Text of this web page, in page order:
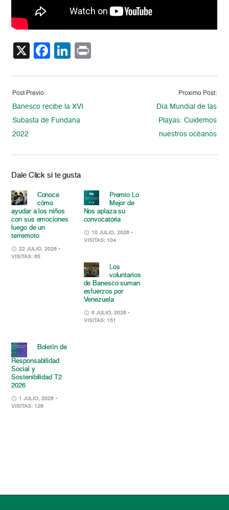
X Facebook
LinkedIn
Post Previo:
Banesco recibe la XVI
Subasta de Fundana
2022
Proximo Post:
Día Mundial de las
Playas: Cuidemos
nuestros océanos
Dale Click si te gusta
Conoce
cómo
ayudar a los niños
con sus emociones
luego de un
terremoto
22 JULIO, 2026 •
VISITAS: 65
Premio Lo
Mejor de
Nos aplaza su
convocatoria
10 JULIO, 2026 •
VISITAS: 104
Los
voluntarios
de Banesco suman
esfuerzos por
Venezuela
6 JULIO, 2026 •
VISITAS: 151
Boletín de
Responsabilidad
Social y
Sostenibilidad T2
2026
1 JULIO, 2026 •
VISITAS: 126